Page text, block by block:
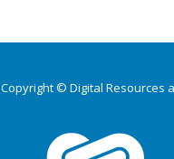
Copyright © Digital Resources